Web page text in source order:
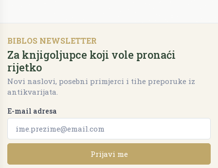
BIBLOS NEWSLETTER
Za knjigoljupce koji vole pronaći
rijetko
Novi naslovi, posebni primjerci i tihe preporuke iz
antikvarijata.
E-mail adresa
Prijavi me